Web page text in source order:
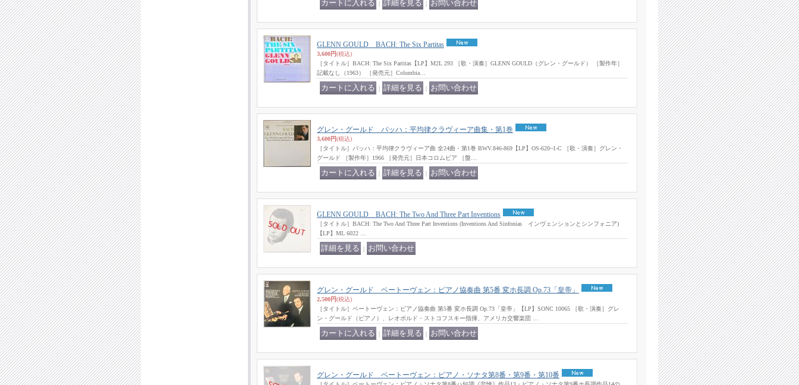
GLENN GOULD BACH: The Six Partitas
3,600円(税込)
［タイトル］BACH: The Six Partitas【LP】M2L 293 ［歌・演奏］GLENN GOULD（グレン・グールド） ［製作年］
記載なし（1963） ［発売元］Columbia…
グレン・グールド バッハ：平均律クラヴィーア曲集・第1巻
3,600円(税込)
［タイトル］バッハ：平均律クラヴィーア曲 全24曲・第1巻 BWV.846-869【LP】OS-620~1-C ［歌・演奏］グレン・
グールド ［製作年］1966 ［発売元］日本コロムビア ［盤…
GLENN GOULD BACH: The Two And Three Part Inventions
［タイトル］BACH: The Two And Three Part Inventions (Inventions And Sinfonias インヴェンションとシンフォニア)
【LP】ML 6022 …
グレン・グールド ベートーヴェン：ピアノ協奏曲 第5番 変ホ長調 Op.73「皇帝」
2,500円(税込)
［タイトル］ベートーヴェン：ピアノ協奏曲 第5番 変ホ長調 Op.73「皇帝」【LP】SONC 10065 ［歌・演奏］グレ
ン・グールド（ピアノ）、レオポルド・ストコフスキー指揮、アメリカ交響楽団 …
グレン・グールド ベートーヴェン：ピアノ・ソナタ第8番・第9番・第10番